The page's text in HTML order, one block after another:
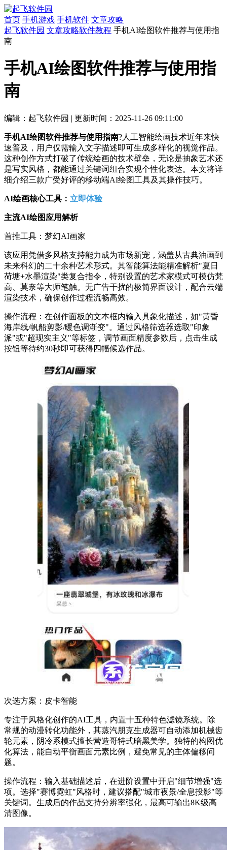
首页 手机游戏 手机软件 文章攻略
起飞软件园 文章攻略软件教程 手机AI绘图软件推荐与使用指
南
手机AI绘图软件推荐与使用指
南
编辑：起飞软件园 | 更新时间：2025-11-26 09:11:00
手机AI绘图软件推荐与使用指南?人工智能绘画技术近年来快
速普及，用户仅需输入文字描述即可生成多样化的视觉作品。
这种创作方式打破了传统绘画的技术壁垒，无论是抽象艺术还
是写实风格，都能通过关键词组合实现个性化表达。本文将详
细介绍三款广受好评的移动端AI绘图工具及其操作技巧。
AI绘画核心工具： 立即体验
主流AI绘图应用解析
首推工具：梦幻AI画家
该应用凭借多风格支持能力成为市场新宠，涵盖从古典油画到
未来科幻的二十余种艺术形式。其智能算法能精准解析"夏日
荷塘+水墨渲染"类复合指令，特别设置的艺术家模式可模仿梵
高、莫奈等大师笔触。无广告干扰的极简界面设计，配合云端
渲染技术，确保创作过程流畅高效。
操作流程：在创作面板的文本框内输入具象化描述，如"黄昏
海岸线/帆船剪影/暖色调渐变"。通过风格筛选器选取"印象
派"或"超现实主义"等标签，调节画面精度参数后，点击生成
按钮等待约30秒即可获得四幅候选作品。
次选方案：皮卡智能
专注于风格化创作的AI工具，内置十五种特色滤镜系统。除
常规的动漫转化功能外，其蒸汽朋克生成器可自动添加机械齿
轮元素，阴冷系模式擅长营造哥特式暗黑美学。独特的构图优
化算法，能自动平衡画面元素比例，避免常见的主体偏移问
题。
操作流程：输入基础描述后，在进阶设置中开启"细节增强"选
项。选择"赛博霓虹"风格时，建议搭配"城市夜景/全息投影"等
关键词。生成后的作品支持分辨率强化，最高可输出8K级高
清图像。